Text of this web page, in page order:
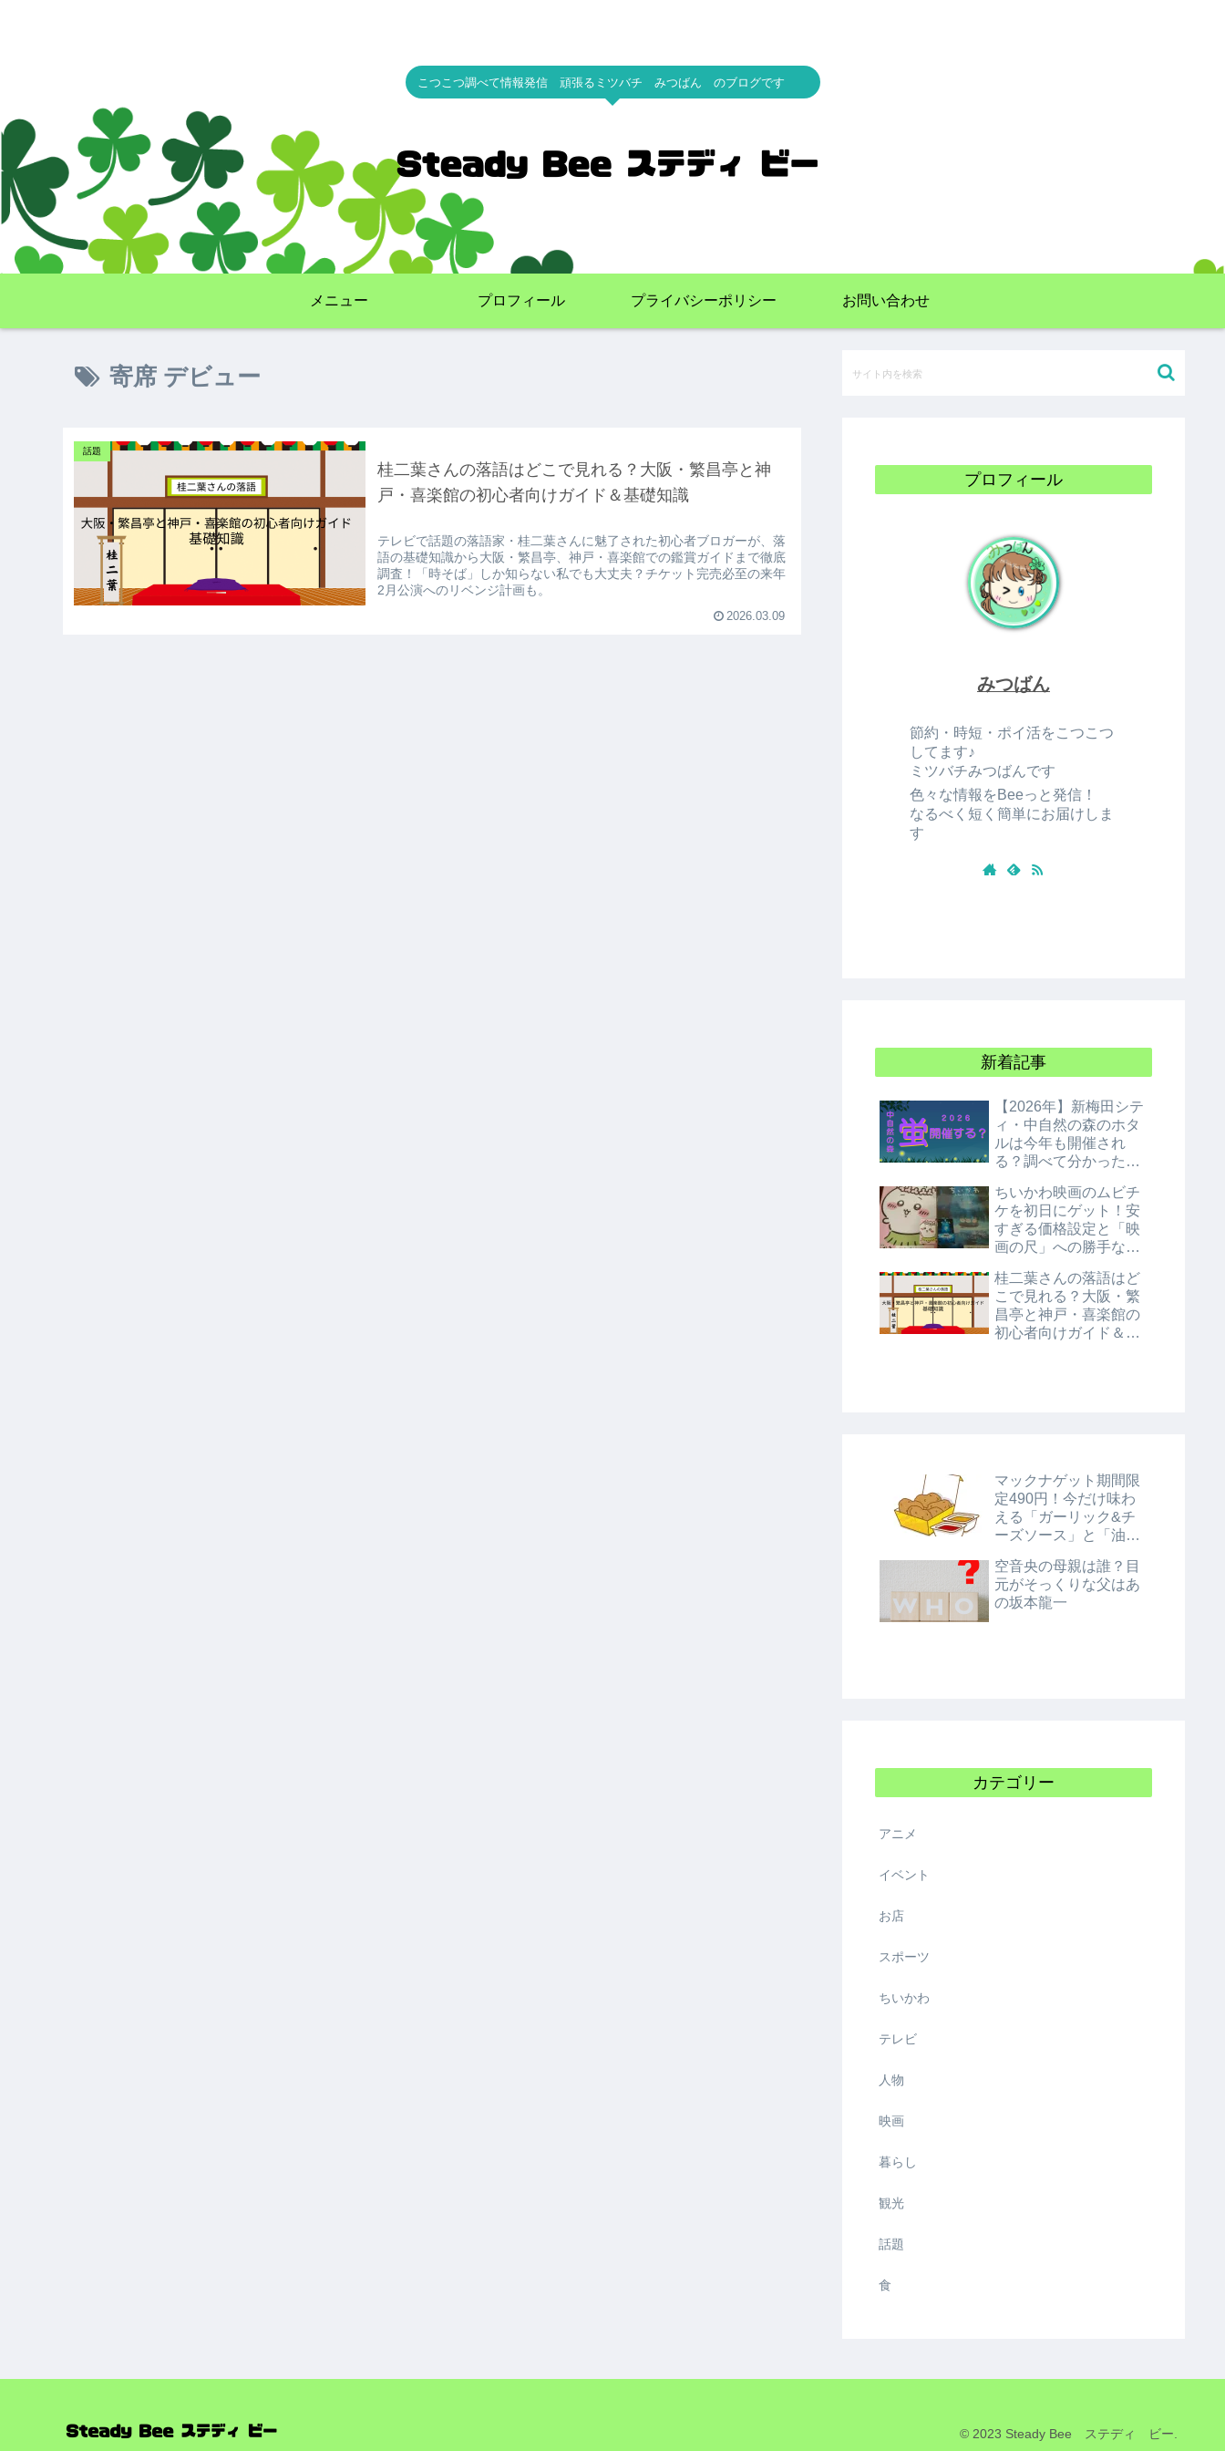
こつこつ調べて情報発信 頑張るミツバチ みつばん のブログです
メニュー プロフィール プライバシーポリシー お問い合わせ
寄席 デビュー
話題
桂二葉さんの落語はどこで見れる？大阪・繁昌亭と神
戸・喜楽館の初心者向けガイド＆基礎知識
テレビで話題の落語家・桂二葉さんに魅了された初心者ブロガーが、落
語の基礎知識から大阪・繁昌亭、神戸・喜楽館での鑑賞ガイドまで徹底
調査！「時そば」しか知らない私でも大丈夫？チケット完売必至の来年
2月公演へのリベンジ計画も。
2026.03.09
プロフィール
みつばん
節約・時短・ポイ活をこつこつ
してます♪
ミツバチみつばんです
色々な情報をBeeっと発信！
なるべく短く簡単にお届けしま
す
新着記事
【2026年】新梅田シテ
ィ・中自然の森のホタ
ルは今年も開催され
る？調べて分かった衝
ちいかわ映画のムビチ
ケを初日にゲット！安
すぎる価格設定と「映
画の尺」への勝手な考
桂二葉さんの落語はど
こで見れる？大阪・繁
昌亭と神戸・喜楽館の
初心者向けガイド＆基
マックナゲット期間限
定490円！今だけ味わ
える「ガーリック&チ
ーズソース」と「油淋
空音央の母親は誰？目
元がそっくりな父はあ
の坂本龍一
カテゴリー
アニメ
イベント
お店
スポーツ
ちいかわ
テレビ
人物
映画
暮らし
観光
話題
食
© 2023 Steady Bee ステディ ビー.